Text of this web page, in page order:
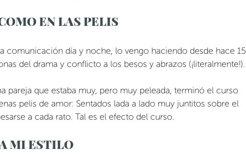
EN LAS PELIS
comunicación día y noche, lo vengo haciendo desde hace 15
del drama y conflicto a los besos y abrazos (¡literalmente!).
pareja que estaba muy, pero muy peleada, terminó el curso
pelis de amor: Sentados lada a lado muy juntitos sobre el
a cada rato. Tal es el efecto del curso.
MI ESTILO